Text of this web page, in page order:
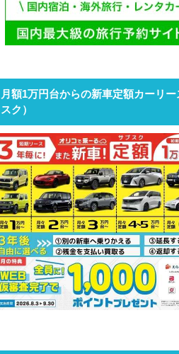
月額1万円台からの新車定額カーリ
スク）